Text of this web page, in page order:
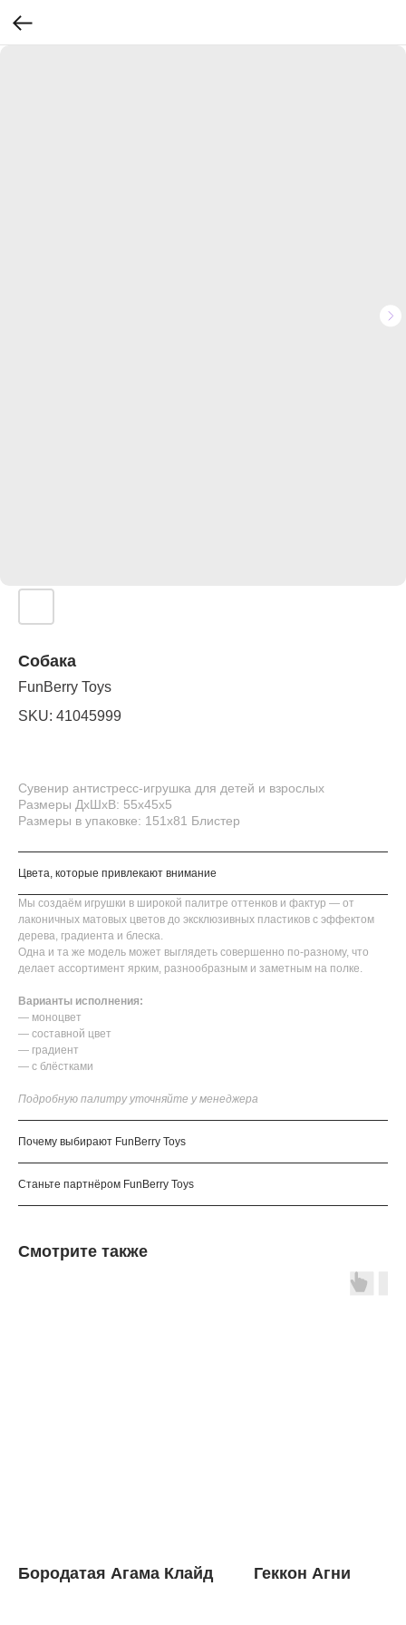
Собака
FunBerry Toys
SKU: 41045999
Сувенир антистресс-игрушка для детей и взрослых
Размеры ДхШхВ: 55х45х5
Размеры в упаковке: 151х81 Блистер
Цвета, которые привлекают внимание
Мы создаём игрушки в широкой палитре оттенков и фактур — от
лаконичных матовых цветов до эксклюзивных пластиков с эффектом
дерева, градиента и блеска.
Одна и та же модель может выглядеть совершенно по-разному, что
делает ассортимент ярким, разнообразным и заметным на полке.
Варианты исполнения:
— моноцвет
— составной цвет
— градиент
— с блёстками
Подробную палитру уточняйте у менеджера
Почему выбирают FunBerry Toys
Станьте партнёром FunBerry Toys
Смотрите также
Бородатая Агама Клайд Геккон Агни